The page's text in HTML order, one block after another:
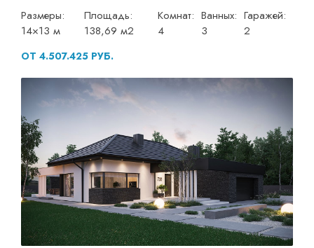
Размеры:
14×13 м
Площадь:
138,69 м2
Комнат:
4
Ванных:
3
Гаражей:
2
ОТ 4.507.425 РУБ.